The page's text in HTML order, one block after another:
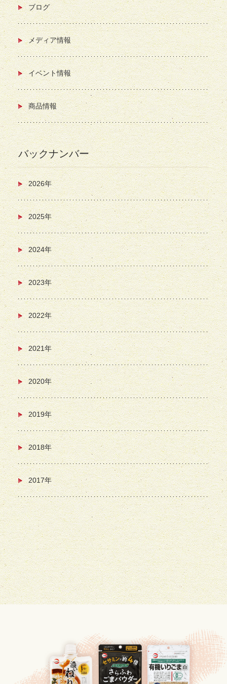
ブログ
メディア情報
イベント情報
商品情報
バックナンバー
2026年
2025年
2024年
2023年
2022年
2021年
2020年
2019年
2018年
2017年